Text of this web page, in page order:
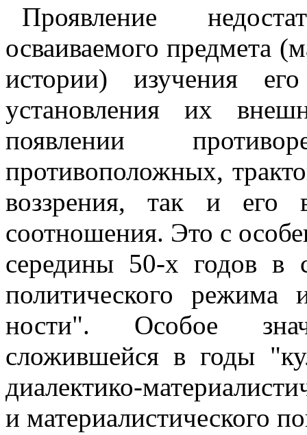
Проявление
осваиваемого предмета
истории) изучения его
установления их
появлении
противоположных,
воззрения, так и
соотношения. Это с
середины 50-х годов в
политического режима
ности". Особое
сложившейся в годы
диалектико-
и материалистического